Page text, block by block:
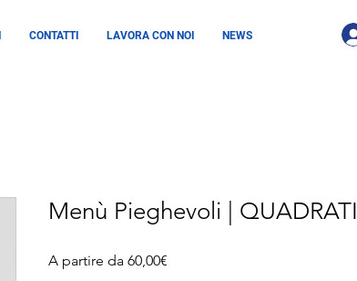
CONTATTI LAVORA CON NOI NEWS
Menù Pieghevoli | QUADRATI
A partire da 60,00€